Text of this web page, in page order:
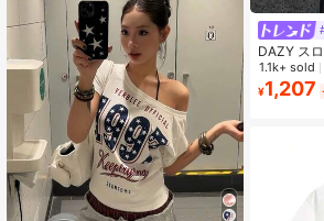
DAZY ス
ップショ
g
Time For
1.1k+ sold
¥1,207